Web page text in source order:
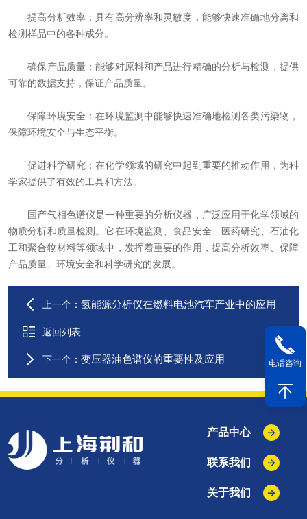
提高分析效率：具有高分辨率和灵敏度，能够快速准确地分离和
检测样品中的各种成分。
确保产品质量：能够对原料和产品进行精确的分析与检测，提供
可靠的数据支持，保证产品质量。
保障环境安全：在环境监测中能够快速准确地检测各类污染物，
保障环境安全与生态平衡。
促进科学研究：在化学领域的研究中起到重要的推动作用，为科
学家提供了有效的工具和方法。
国产气相色谱仪是一种重要的分析仪器，广泛应用于化学领域的
物质分析和质量检测。它在环境监测、食品安全、医药研究、石油化
工和聚合物材料等领域中，发挥着重要的作用，提高分析效率、保障
产品质量、环境安全和科学研究的发展。
上一个： 氢能源分析仪在燃料电池汽车产业中的应用
返回列表
下一个： 变压器油色谱仪的重要性及应用
产品中心
联系我们
关于我们
电话咨询